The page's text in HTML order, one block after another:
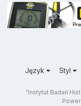
Język Styl
"Instytut Badań